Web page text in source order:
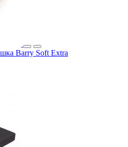
Barry Soft Extra